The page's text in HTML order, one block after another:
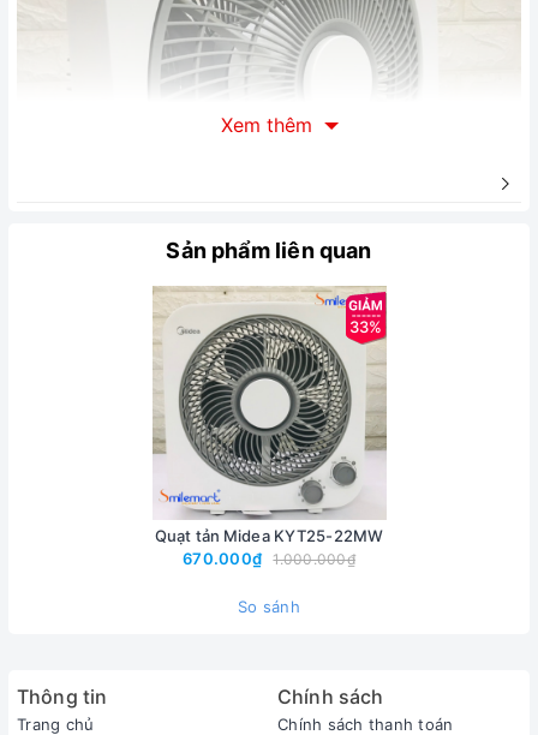
Xem thêm
Sản phẩm liên quan
33%
Quạt tản Midea KYT25-22MW
670.000₫
1.000.000₫
So sánh
Thông tin
Trang chủ
Chính sách
Chính sách thanh toán